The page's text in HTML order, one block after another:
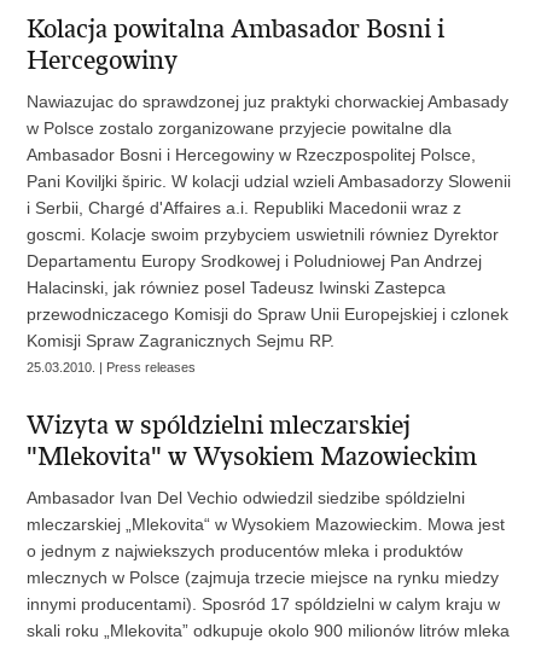
Kolacja powitalna Ambasador Bosni i
Hercegowiny
Nawiazujac do sprawdzonej juz praktyki chorwackiej Ambasady
w Polsce zostalo zorganizowane przyjecie powitalne dla
Ambasador Bosni i Hercegowiny w Rzeczpospolitej Polsce,
Pani Koviljki špiric. W kolacji udzial wzieli Ambasadorzy Slowenii
i Serbii, Chargé d'Affaires a.i. Republiki Macedonii wraz z
goscmi. Kolacje swoim przybyciem uswietnili równiez Dyrektor
Departamentu Europy Srodkowej i Poludniowej Pan Andrzej
Halacinski, jak równiez posel Tadeusz Iwinski Zastepca
przewodniczacego Komisji do Spraw Unii Europejskiej i czlonek
Komisji Spraw Zagranicznych Sejmu RP.
25.03.2010. | Press releases
Wizyta w spóldzielni mleczarskiej
"Mlekovita" w Wysokiem Mazowieckim
Ambasador Ivan Del Vechio odwiedzil siedzibe spóldzielni
mleczarskiej „Mlekovita“ w Wysokiem Mazowieckim. Mowa jest
o jednym z najwiekszych producentów mleka i produktów
mlecznych w Polsce (zajmuja trzecie miejsce na rynku miedzy
innymi producentami). Sposród 17 spóldzielni w calym kraju w
skali roku „Mlekovita” odkupuje okolo 900 milionów litrów mleka